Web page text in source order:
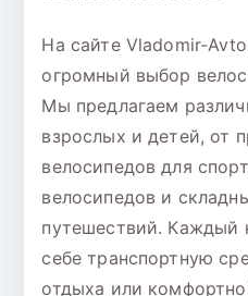
На сайте Vladomir-
огромный выбор
Мы предлагаем
взрослых и детей, от
велосипедов для
велосипедов и
путешествий. Каждый
себе транспортную
отдыха или